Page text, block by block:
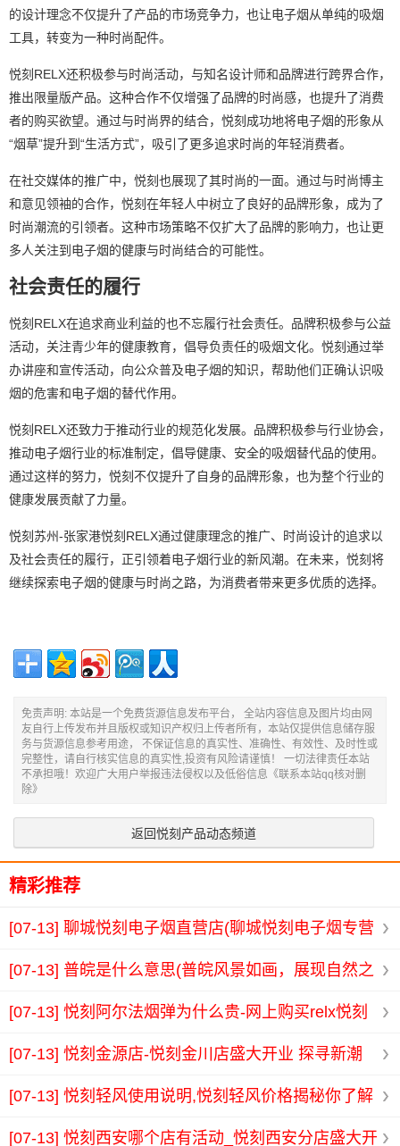
的设计理念不仅提升了产品的市场竞争力，也让电子烟从单纯的吸烟
工具，转变为一种时尚配件。
悦刻RELX还积极参与时尚活动，与知名设计师和品牌进行跨界合作，
推出限量版产品。这种合作不仅增强了品牌的时尚感，也提升了消费
者的购买欲望。通过与时尚界的结合，悦刻成功地将电子烟的形象从
“烟草”提升到“生活方式”，吸引了更多追求时尚的年轻消费者。
在社交媒体的推广中，悦刻也展现了其时尚的一面。通过与时尚博主
和意见领袖的合作，悦刻在年轻人中树立了良好的品牌形象，成为了
时尚潮流的引领者。这种市场策略不仅扩大了品牌的影响力，也让更
多人关注到电子烟的健康与时尚结合的可能性。
社会责任的履行
悦刻RELX在追求商业利益的也不忘履行社会责任。品牌积极参与公益
活动，关注青少年的健康教育，倡导负责任的吸烟文化。悦刻通过举
办讲座和宣传活动，向公众普及电子烟的知识，帮助他们正确认识吸
烟的危害和电子烟的替代作用。
悦刻RELX还致力于推动行业的规范化发展。品牌积极参与行业协会，
推动电子烟行业的标准制定，倡导健康、安全的吸烟替代品的使用。
通过这样的努力，悦刻不仅提升了自身的品牌形象，也为整个行业的
健康发展贡献了力量。
悦刻苏州-张家港悦刻RELX通过健康理念的推广、时尚设计的追求以
及社会责任的履行，正引领着电子烟行业的新风潮。在未来，悦刻将
继续探索电子烟的健康与时尚之路，为消费者带来更多优质的选择。
免责声明: 本站是一个免费货源信息发布平台， 全站内容信息及图片均由网
友自行上传发布并且版权或知识产权归上传者所有，本站仅提供信息储存服
务与货源信息参考用途， 不保证信息的真实性、准确性、有效性、及时性或
完整性，请自行核实信息的真实性,投资有风险请谨慎！ 一切法律责任本站
不承担哦！欢迎广大用户举报违法侵权以及低俗信息《联系本站qq核对删
除》
返回悦刻产品动态频道
精彩推荐
[07-13] 聊城悦刻电子烟直营店(聊城悦刻电子烟专营
店全新开业 体验时尚健康吸烟生活)
[07-13] 普皖是什么意思(普皖风景如画，展现自然之
美与人文魅力的完美融合)
[07-13] 悦刻阿尔法烟弹为什么贵-网上购买relx悦刻
阿尔法烟弹的最佳选择与优惠攻略
[07-13] 悦刻金源店-悦刻金川店盛大开业 探寻新潮
电子烟体验之旅
[07-13] 悦刻轻风使用说明,悦刻轻风价格揭秘你了解
吗现在购买最划算的时机是什么
[07-13] 悦刻西安哪个店有活动_悦刻西安分店盛大开